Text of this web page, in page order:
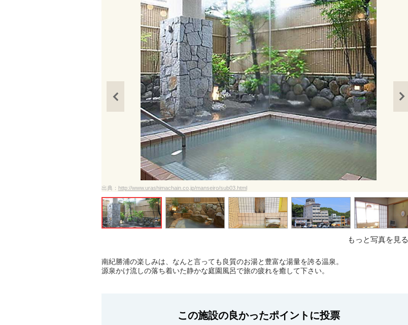
出典： http://www.urashimachain.co.jp/manseiro/sub03.html
もっと写真を見る
南紀勝浦の楽しみは、なんと言っても良質のお湯と豊富な湯量を誇る温泉。
源泉かけ流しの落ち着いた静かな庭園風呂で旅の疲れを癒して下さい。
この施設の良かったポイントに投票